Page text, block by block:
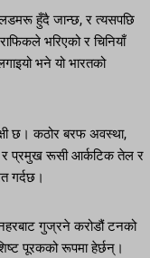
जलडमरू हुँदै जान्छ, र त्यसपछि
भरिएको र चिनियाँ
भने यो भारतको
छ। कठोर बरफ अवस्था,
र प्रमुख रूसी आर्कटिक तेल र
गर्दछ।
गुज्रने करोडौं टनको
पूरकको रूपमा हेर्छन्।